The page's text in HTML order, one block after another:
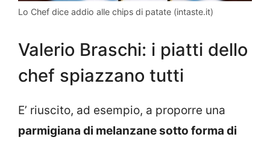
Lo Chef dice addio alle chips di patate (intaste.it)
Valerio Braschi: i piatti dello
chef spiazzano tutti
E’ riuscito, ad esempio, a proporre una
parmigiana di melanzane sotto forma di